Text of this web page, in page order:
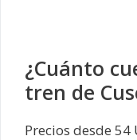
¿Cuánto
tren de
Precios desde 54